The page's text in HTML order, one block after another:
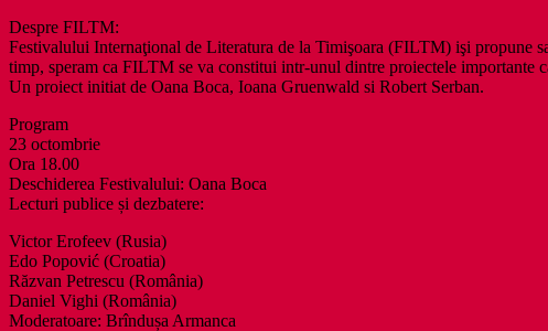
Despre FILTM:
Festivalului Internaţional de Literatura de la Timişoara (FILTM) işi propune
timp, speram ca FILTM se va constitui intr-unul dintre proiectele importante
Un proiect initiat de Oana Boca, Ioana Gruenwald si Robert Serban.
Program
23 octombrie
Ora 18.00
Deschiderea Festivalului: Oana Boca
Lecturi publice și dezbatere:
Victor Erofeev (Rusia)
Edo Popović (Croatia)
Răzvan Petrescu (România)
Daniel Vighi (România)
Moderatoare: Brîndușa Armanca